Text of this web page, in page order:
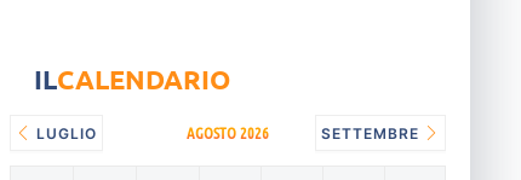
ILCALENDARIO
LUGLIO AGOSTO 2026 SETTEMBRE